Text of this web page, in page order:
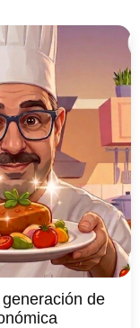
de